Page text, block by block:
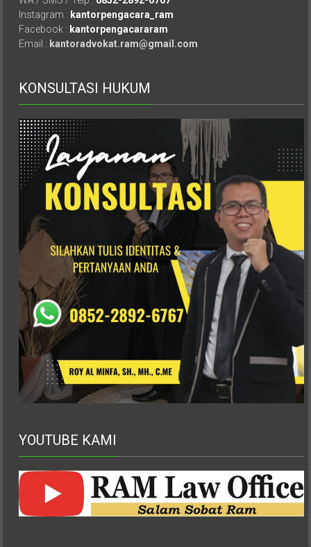
Ungaran,
Pontianak,
Bandung,
Riau,
Pekanbaru,
Bengkulu,
Mukomuko,
Gunung
Kidul,
Kulon
Balikpapan,
Jakarta
Pusat,
Purworejo,
Purwokerto,
Kebumen,
Tasikmalaya,
Purwodadi,
Wonogiri,
Pacitan,
Palembang,
Lampung,
Gianyar,
Mataram,
Lombok,
Temanggung,
Instagram : kantorpengacara_ram
Facebook : kantorpengacararam
Email : kantoradvokat.ram@gmail.com
KONSULTASI HUKUM
YOUTUBE KAMI